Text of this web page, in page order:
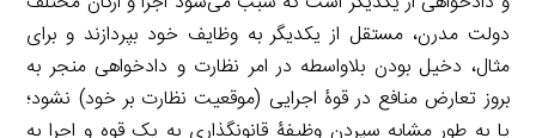
دولت مدرن، مستقل از یکدیگر به وظایف خود بپردازند و برای
مثال، دخیل بودن بلاواسطه در امر نظارت و دادخواهی منجر به
بروز تعارض منافع در قوۀ اجرایی (موقعیت نظارت بر خود) نشود؛
یا به طور مشابه سپردن وظیفۀ قانونگذاری به یک قوه و اجرا به